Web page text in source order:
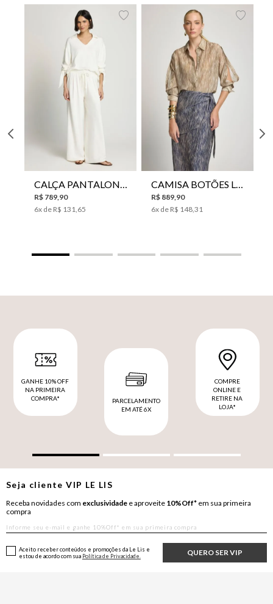
CALÇA PANTALONA LE LIS HORI FEMININA
R$ 789,90
6x de R$ 131,65
CAMISA BOTÕES LE LIS YANNA FEMININA
R$ 889,90
6x de R$ 148,31
GANHE 10% OFF
NA PRIMEIRA
COMPRA*
PARCELAMENTO
EM ATÉ 6X
COMPRE
ONLINE E
RETIRE NA
LOJA*
Seja clienteVIP LE LIS
Receba novidades com exclusividade e aproveite 10%Off* em sua primeira
compra
QUERO SER VIP
Aceito receber conteúdos e promoções da Le Lis e
estou de acordo com sua Política de Privacidade.